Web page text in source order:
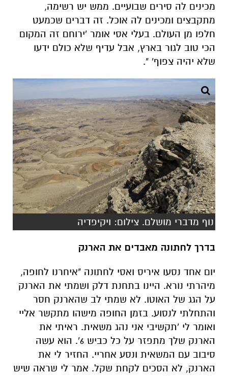
שלא יהיה צפוף' ".
נוף מדברי מושלם. צילום: ויקיפדיה
בדרך לחתונה מאבדים את הארנק
יום אחד נסעו איריס ואסי לחתונה "איחרנו לחופה,
על הגג של האוטו. לא שמתי לב שהארנק חסר
ואומר לי 'תקשיבי אני נהג משאית. ראיתי את
הארנק שלך מתפזר על כל כביש 6'. הוא עשה
סיבוב עם המשאית ונסע אחריי. החזיר לי את
הארנק, לא הסכים לקחת שקל. אמר לי שראה שיש
לי חמישה ילדים וכמה בטח אני צריכה את הארנק
עשה הכל כדי להחזיר לי אותו. פשוט מדהים!".
סיפורים מחדר הלידה